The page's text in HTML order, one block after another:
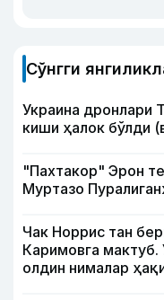
Сўнгги
Украина дронлари
киши ҳалок бўлди
"Пахтакор" Эрон
Муртазо
Чак Норрис тан
Каримовга мактуб.
олдин нималар